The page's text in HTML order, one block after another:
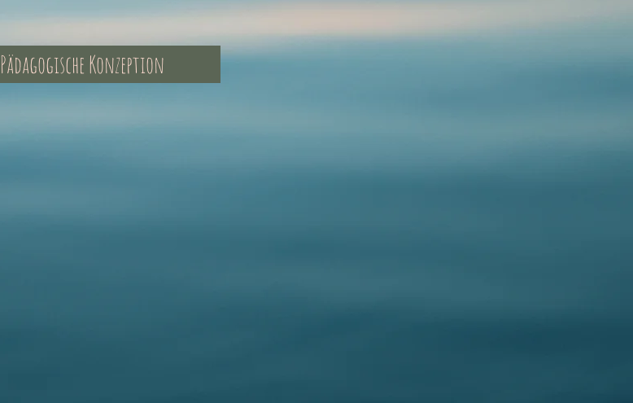
Pädagogische Konzeption